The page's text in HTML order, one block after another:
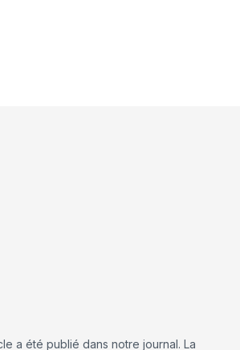
a été publié dans notre journal. La